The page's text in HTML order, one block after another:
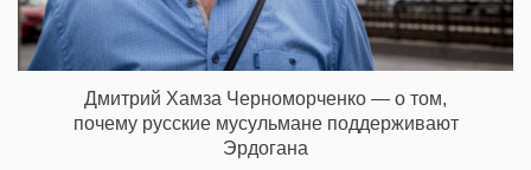
Дмитрий Хамза Черноморченко — о том,
почему русские мусульмане поддерживают
Эрдогана